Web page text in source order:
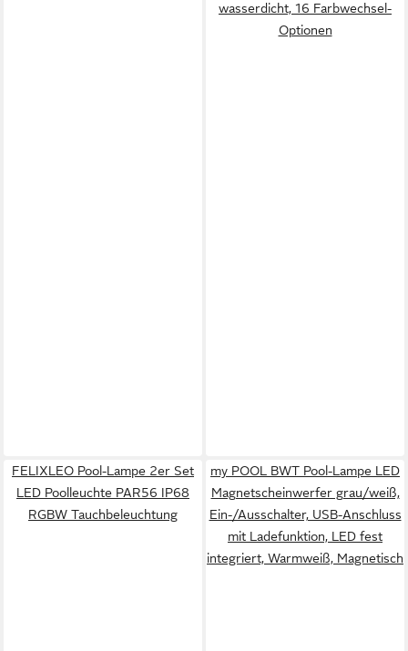
wasserdicht, 16 Farbwechsel-
Optionen
FELIXLEO Pool-Lampe 2er Set
LED Poolleuchte PAR56 IP68
RGBW Tauchbeleuchtung
my POOL BWT Pool-Lampe LED
Magnetscheinwerfer grau/weiß,
Ein-/Ausschalter, USB-Anschluss
mit Ladefunktion, LED fest
integriert, Warmweiß, Magnetisch